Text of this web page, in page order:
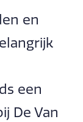
en
een
De Van